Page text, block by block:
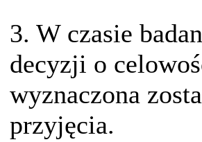
3. W czasie
decyzji o
wyznaczona
przyjęcia.